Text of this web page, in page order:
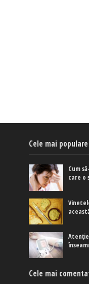
Cele mai populare
Cum
care o
Cele mai